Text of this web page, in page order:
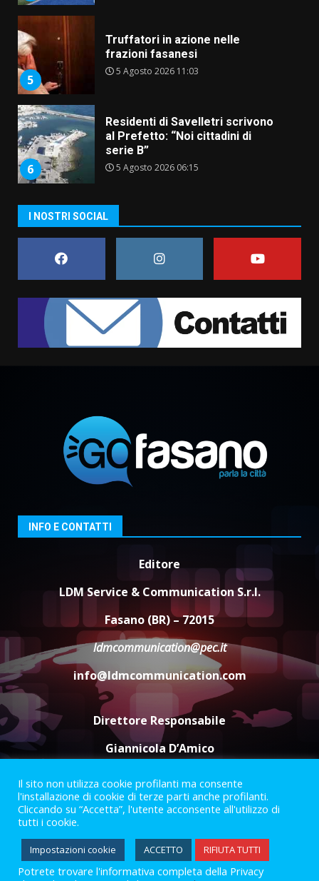
5
Truffatori in azione nelle
frazioni fasanesi
5 Agosto 2026 11:03
6
Residenti di Savelletri scrivono
al Prefetto: “Noi cittadini di
serie B”
5 Agosto 2026 06:15
Pesce Spada: appuntamento a
sabato 8 agosto
5 Agosto 2026 06:10
1
cittadina di Fratelli d’Italia,
pronta a tornare in Consiglio
comunale
condivisa della Villetta di
Laureto
6 Agosto 2026 06:20
3
La magia del Minareto e la prima
Serie D, l’Us Fasano è escluso
dal campionato
Truffatori in azione nelle
frazioni fasanesi
5 Agosto 2026 11:03
I NOSTRI SOCIAL
INFO E CONTATTI
Editore
LDM Service & Communication S.r.l.
Fasano (BR) – 72015
ldmcommunication@pec.it
info@ldmcommunication.com
Direttore Responsabile
Giannicola D’Amico
Termini e Condizioni
Privacy Policy
Informazioni Legali
Facebook
Instagram
Youtube
2023 © Gofasano|Powered byCreativestudio
Il sito non utilizza cookie profilanti ma consente
l'installazione di cookie di terze parti anche profilanti.
Cliccando su “Accetta”, l'utente acconsente all'utilizzo di
tutti i cookie.
Impostazioni cookie ACCETTO RIFIUTA TUTTI
Potrete trovare l'informativa completa della Privacy